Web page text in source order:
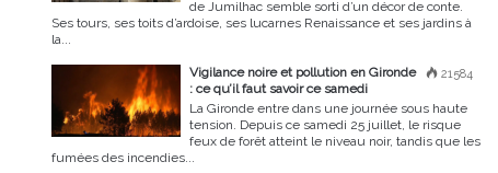
de Jumilhac semble sorti d’un décor de conte.
Ses tours, ses toits d’ardoise, ses lucarnes Renaissance et ses jardins à
la...
21584
Vigilance noire et pollution en Gironde
: ce qu’il faut savoir ce samedi
La Gironde entre dans une journée sous haute
tension. Depuis ce samedi 25 juillet, le risque
feux de forêt atteint le niveau noir, tandis que les
fumées des incendies...